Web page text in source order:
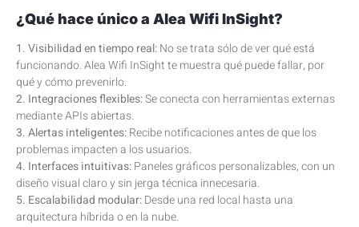
¿Qué hace único a Alea Wifi InSight?
1. Visibilidad en tiempo real:No se trata sólo de ver qué está
funcionando. Alea Wifi InSight te muestra qué puede fallar, por
qué y cómo prevenirlo.
2. Integraciones flexibles:Se conecta con herramientas externas
mediante APIs abiertas.
3. Alertas inteligentes:Recibe notificaciones antes de que los
problemas impacten a los usuarios.
4. Interfaces intuitivas:Paneles gráficos personalizables, con un
diseño visual claro y sin jerga técnica innecesaria.
5. Escalabilidad modular:Desde una red local hasta una
arquitectura híbrida o en la nube.